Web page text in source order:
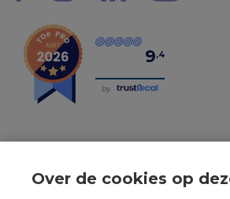
9,4
by
Over de cookies op